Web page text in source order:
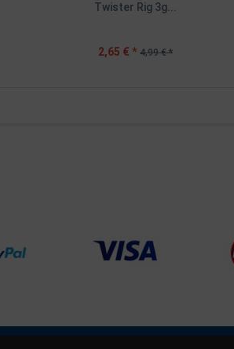
Twister Rig 3g...
2,65 € * 4,99 € *